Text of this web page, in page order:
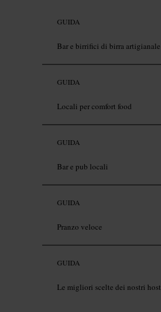
GUIDA
Bar e birrifici di birra artigianale
GUIDA
Locali per comfort food
GUIDA
Bar e pub locali
GUIDA
Pranzo veloce
GUIDA
Le migliori scelte dei nostri host